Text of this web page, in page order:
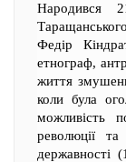
Народився
Федір
етнограф,
життя
коли була
можливість
революції та